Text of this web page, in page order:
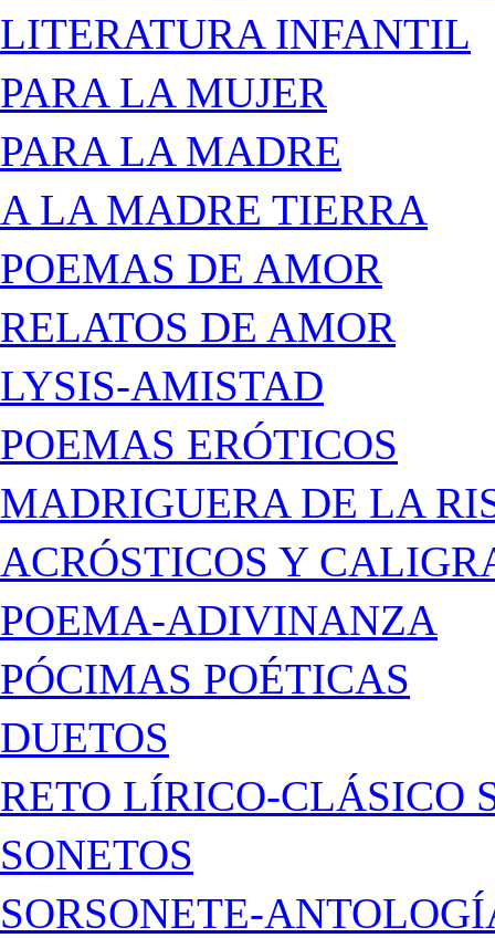
LITERATURA INFANTIL
PARA LA MUJER
PARA LA MADRE
A LA MADRE TIERRA
POEMAS DE AMOR
RELATOS DE AMOR
LYSIS-AMISTAD
POEMAS ERÓTICOS
MADRIGUERA DE LA
ACRÓSTICOS Y
POEMA-ADIVINANZA
PÓCIMAS POÉTICAS
DUETOS
RETO LÍRICO-CLÁSICO
SONETOS
SORSONETE-